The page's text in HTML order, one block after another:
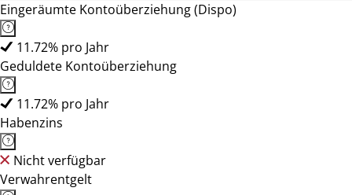
Eingeräumte Kontoüberziehung (Dispo)
11.72% pro Jahr
Geduldete Kontoüberziehung
11.72% pro Jahr
Habenzins
Nicht verfügbar
Verwahrentgelt